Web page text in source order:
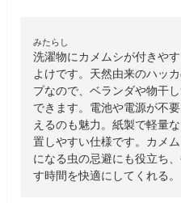
みたらし
洗濯物にカメムシが付きや
よけです。天然由来のハッ
プなので、ベランダや物干
できます。電池や電源が不
えるのも魅力。紙製で軽量
置しやすい仕様です。カメ
になる虫の忌避にも役立ち
す時間を快適にしてくれる。